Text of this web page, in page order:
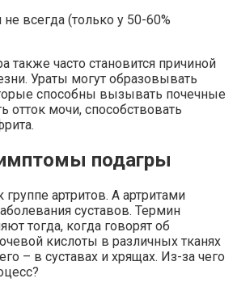
всегда (только у 50-60%
также часто становится причиной
Ураты могут образовывать
способны вызывать почечные
отток мочи, способствовать
подагры
группе артритов. А артритами
суставов. Термин
тогда, когда говорят об
кислоты в различных тканях
– в суставах и хрящах. Из-за чего